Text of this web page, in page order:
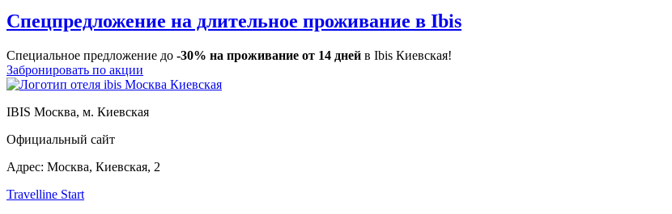
Спецпредложение на длительное проживание в Ibis
Специальное предложение до -30% на проживание от 14 дней в Ibis Киевская!
Забронировать по акции
IBIS Москва, м. Киевская
Официальный сайт
Адрес: Москва, Киевская, 2
Travelline Start